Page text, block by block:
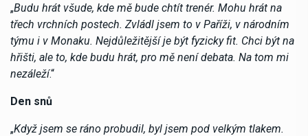
„Budu hrát všude, kde mě bude chtít trenér. Mohu hrát na
třech vrchních postech. Zvládl jsem to v Paříži, v národním
týmu i v Monaku. Nejdůležitější je být fyzicky fit. Chci být na
hřišti, ale to, kde budu hrát, pro mě není debata. Na tom mi
nezáleží.“
Den snů
„Když jsem se ráno probudil, byl jsem pod velkým tlakem.